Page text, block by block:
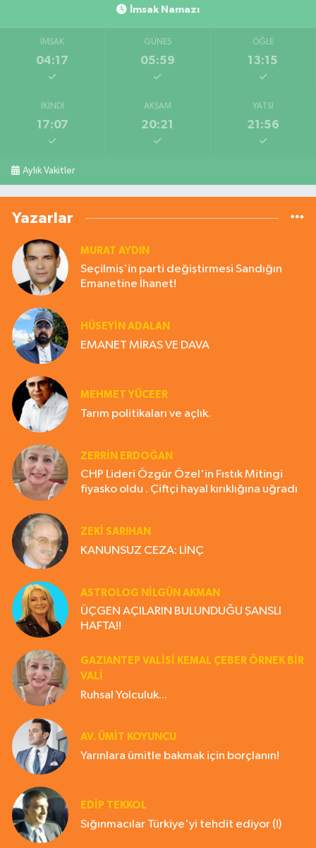
İmsak Namazı
İMSAK
04:17
GÜNEŞ
05:59
ÖĞLE
13:15
İKINDI
17:07
AKŞAM
20:21
YATSI
21:56
Aylık Vakitler
Yazarlar
MURAT AYDIN
Seçilmiş'in parti değiştirmesi Sandığın
Emanetine İhanet!
HÜSEYIN ADALAN
EMANET MİRAS VE DAVA
MEHMET YÜCEER
Tarım politikaları ve açlık.
ZERRIN ERDOĞAN
CHP Lideri Özgür Özel'in Fıstık Mitingi
fiyasko oldu . Çiftçi hayal kırıklığına uğradı
ZEKI SARIHAN
KANUNSUZ CEZA: LİNÇ
ASTROLOG NILGÜN AKMAN
ÜÇGEN AÇILARIN BULUNDUĞU ŞANSLI
HAFTA!!
GAZIANTEP VALISI KEMAL ÇEBER ÖRNEK BİR
VALİ
Ruhsal Yolculuk...
AV. ÜMIT KOYUNCU
Yarınlara ümitle bakmak için borçlanın!
EDIP TEKKOL
Sığınmacılar Türkiye'yi tehdit ediyor (!)